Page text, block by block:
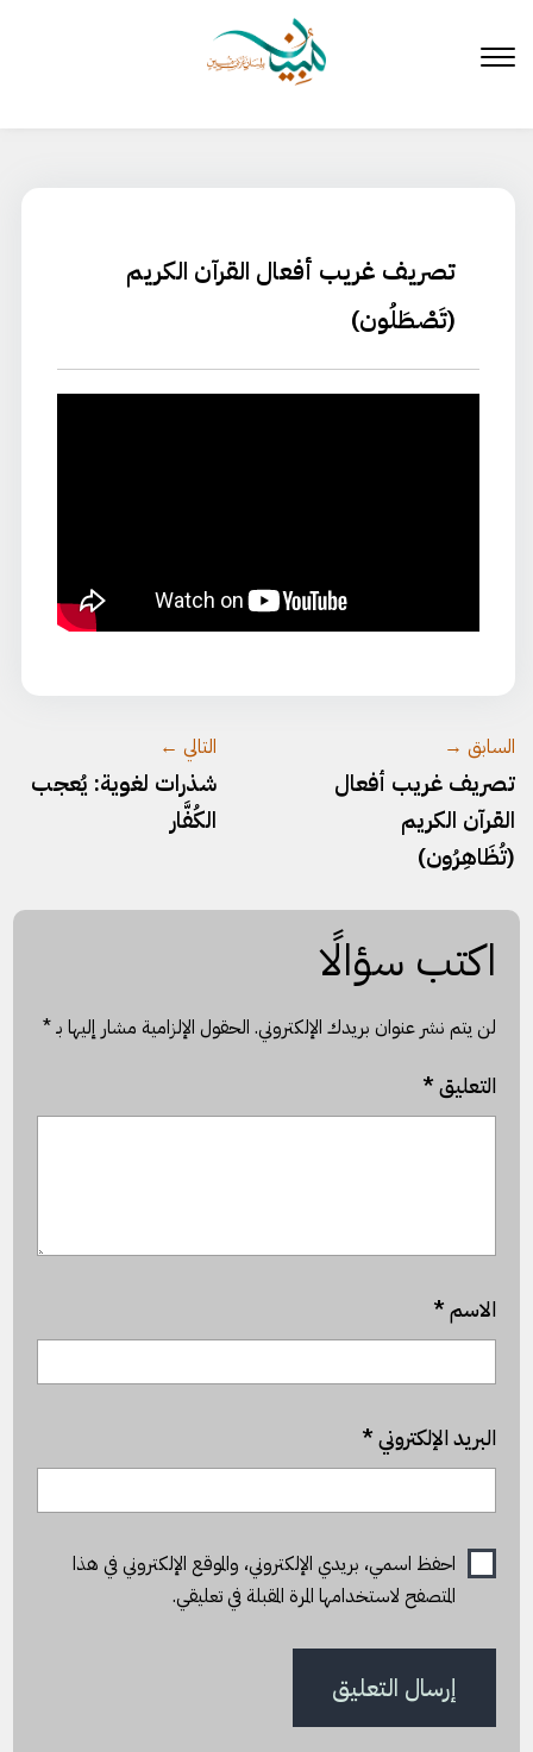
المحتوى
تصريف غريب أفعال القرآن الكريم
(تَصْطَلُون)
السابق →
تصريف غريب أفعال
القرآن الكريم
(تُظَاهِرُون)
التالي ←
شذرات لغوية: يُعجب
الكُفَّار
اكتب سؤالًا
لن يتم نشر عنوان بريدك الإلكتروني. الحقول الإلزامية مشار إليها بـ*
التعليق*
الاسم*
البريد الإلكتروني*
احفظ اسمي، بريدي الإلكتروني، والموقع الإلكتروني في هذا
المتصفح لاستخدامها المرة المقبلة في تعليقي.